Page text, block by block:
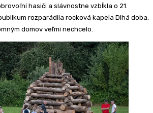
hasiči a slávnostne vzbĺkla o 21.
rozparádila rocková kapela Dlhá doba,
domov veľmi nechcelo.